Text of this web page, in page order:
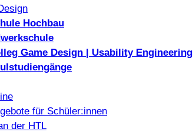
Hochbau
Game Design | Usability Engineering
für Schüler:innen
der HTL